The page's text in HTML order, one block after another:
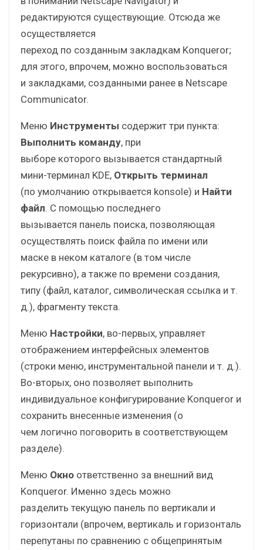
редактируются существующие. Отсюда же
осуществляется
переход по созданным закладкам Konqueror;
для этого, впрочем, можно воспользоваться
и закладками, созданными ранее в Netscape
Communicator.
Меню Инструменты содержит три пункта:
Выполнить команду, при
выборе которого вызывается стандартный
мини-терминал KDE, Открыть терминал
(по умолчанию открывается konsole) и Найти
файл. С помощью последнего
вызывается панель поиска, позволяющая
осуществлять поиск файла по имени или
маске в неком каталоге (в том числе
рекурсивно), а также по времени создания,
типу (файл, каталог, символическая ссылка и т.
д.), фрагменту текста.
Меню Настройки, во-первых, управляет
отображением интерфейсных элементов
(строки меню, инструментальной панели и т. д.).
Во-вторых, оно позволяет выполнить
индивидуальное конфигурирование Konqueror и
сохранить внесенные изменения (о
чем логично поговорить в соответствующем
разделе).
Меню Окно ответственно за внешний вид
Konqueror. Именно здесь можно
разделить текущую панель по вертикали и
горизонтали (впрочем, вертикаль и горизонталь
перепутаны по сравнению с общепринятым